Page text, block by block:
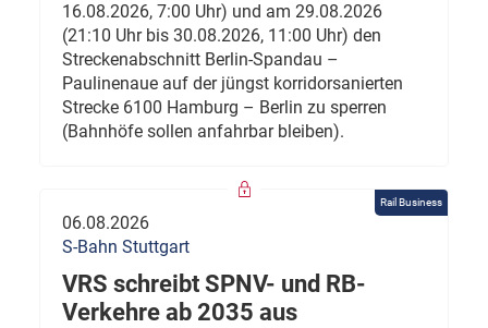
16.08.2026, 7:00 Uhr) und am 29.08.2026
(21:10 Uhr bis 30.08.2026, 11:00 Uhr) den
Streckenabschnitt Berlin-Spandau –
Paulinenaue auf der jüngst korridorsanierten
Strecke 6100 Hamburg – Berlin zu sperren
(Bahnhöfe sollen anfahrbar bleiben).
Rail Business
06.08.2026
S-Bahn Stuttgart
VRS schreibt SPNV- und RB-
Verkehre ab 2035 aus